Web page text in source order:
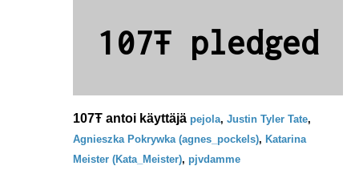
107Ŧ pledged
107Ŧ antoi käyttäjäpejola,Justin Tyler Tate,
Agnieszka Pokrywka (agnes_pockels), Katarina
Meister (Kata_Meister),pjvdamme